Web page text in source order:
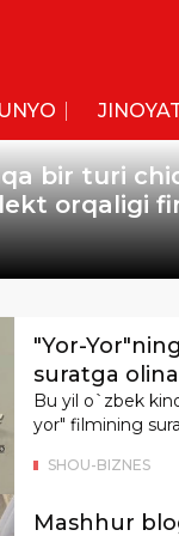
bir turi
orqaligi
SHOU-BIZNES
"Yor-
suratga
Bu yil o`zbek
yor" filmining
Mashhur